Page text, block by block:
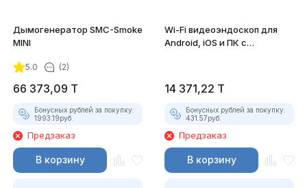
Дымогенератор SMC-Smoke
MINI
5.0 (2)
66 373,09 T
Бонусных рублей за покупку:
1993.19руб.
Предзаказ
В корзину
Wi-Fi видеоэндоскоп для
Android, iOS и ПК с
14 371,22 T
Бонусных рублей за покупку:
431.57руб.
Предзаказ
В корзину